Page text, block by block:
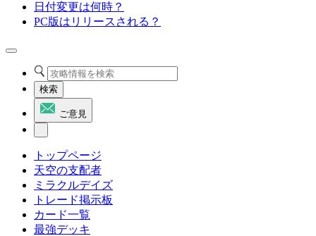
日付変更は何時？
PC版はリリースされる？
検索
ご意見
トップページ
天空の支配者
ミラクルデイズ
トレード掲示板
カード一覧
最強デッキ